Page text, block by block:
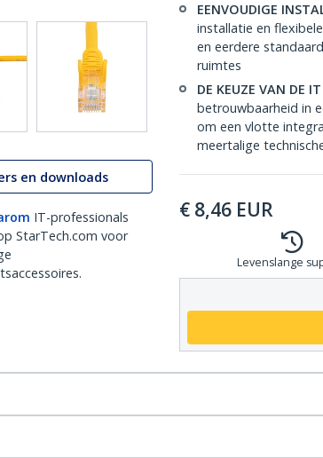
en downloads
IT-professionals
StarTech.com voor
EENVOUDIGE
installatie en
en eerdere
ruimtes
DE KEUZE VAN DE
betrouwbaarheid in
om een vlotte
meertalige
€ 8,46 EUR
Levenslange